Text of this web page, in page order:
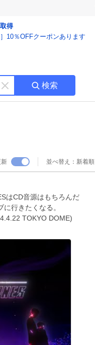
得
］10％OFFクーポンあります
キ
ー
す
検索
新 並べ替え： 新着順
はCD音源はもちろんだ
行きたくなる。
TOKYO DOME)